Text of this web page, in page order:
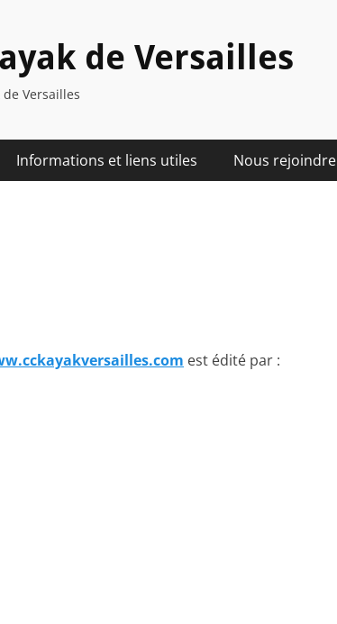
de Versailles
Versailles
Informations et liens utiles Nous rejoindre
est édité par :